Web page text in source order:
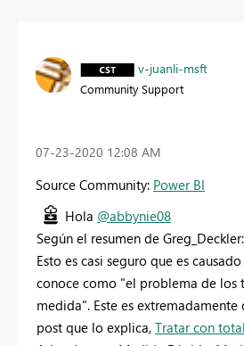
v-juanli-msft
Community Support
‎07-23-2020 12:08 AM
Source Community: Power BI
Hola @abbynie08
Según el resumen de Greg_Deckler:
Esto es casi seguro que es
conoce como "el problema de los
medida". Este es extremadamente
post que lo explica, Tratar con